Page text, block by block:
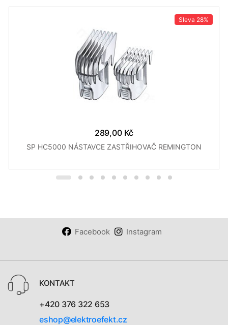
Sleva 28%
289,00 Kč
SP HC5000 NÁSTAVCE ZASTŘIHOVAČ REMINGTON
Facebook Instagram
KONTAKT
+420 376 322 653
eshop@elektroefekt.cz